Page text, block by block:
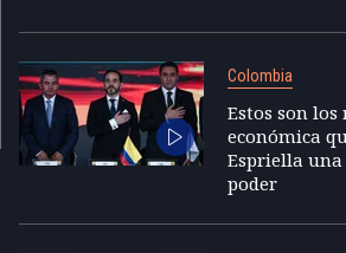
Colombia
Estos son
económica
Espriella
poder